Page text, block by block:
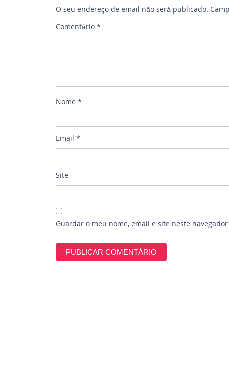
O seu endereço de email não será publicado.
Comentário *
Nome *
Email *
Site
Guardar o meu nome, email e site neste